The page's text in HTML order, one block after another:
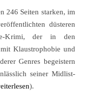
246 Seiten starken, im
düsteren
Krimi, der in den
Klaustrophobie und
Genres begeistern
seiner Midlist-
).